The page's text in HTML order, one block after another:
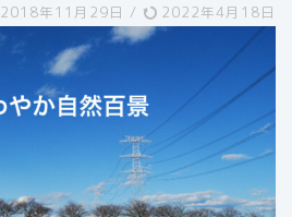
2018年11月29日 / 2022年4月18日